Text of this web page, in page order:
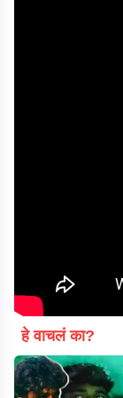
हे वाचलं का?